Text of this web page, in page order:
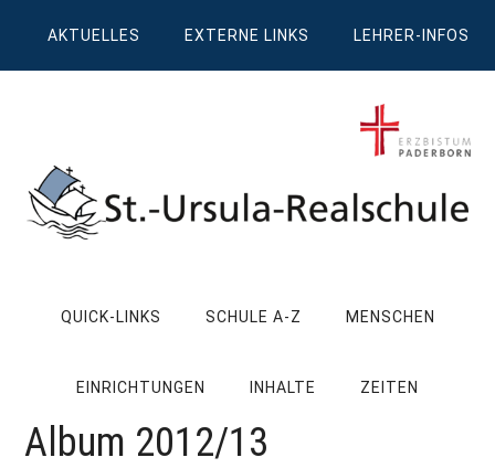
springen
secondary
Seitenspalte
springen
Fußzeile
springen
AKTUELLES EXTERNE LINKS LEHRER-INFOS
Ursula
Realschule
Attendorn
Persönlichkeit,
QUICK-LINKS SCHULE A-Z MENSCHEN
EINRICHTUNGEN INHALTE ZEITEN
Album 2012/13